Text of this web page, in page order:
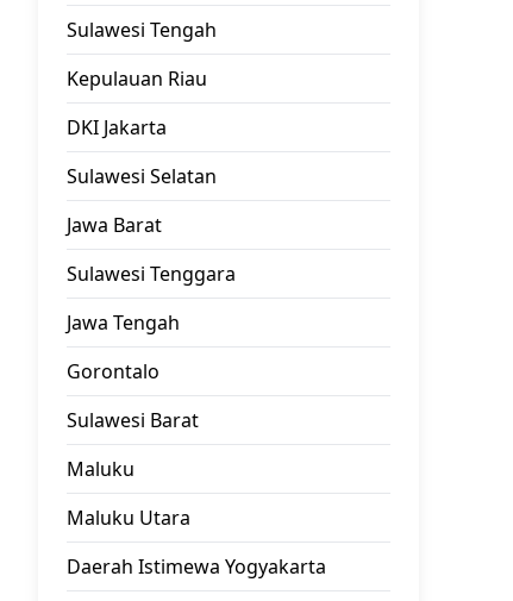
Sulawesi Tengah
Kepulauan Riau
DKI Jakarta
Sulawesi Selatan
Jawa Barat
Sulawesi Tenggara
Jawa Tengah
Gorontalo
Sulawesi Barat
Maluku
Maluku Utara
Daerah Istimewa Yogyakarta